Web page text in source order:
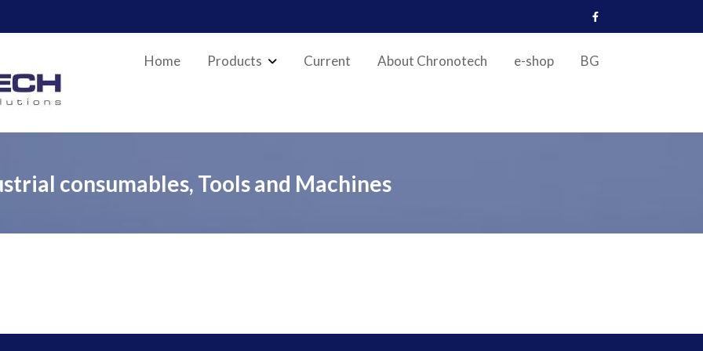
Home Products Current About Chronotech e-shop BG
consumables, Tools and Machines